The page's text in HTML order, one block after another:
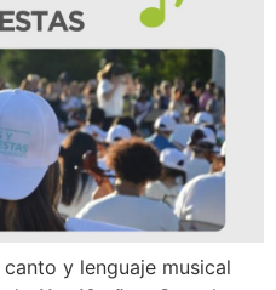
y lenguaje musical